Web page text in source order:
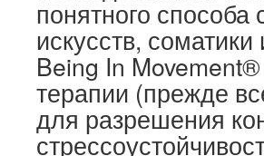
понятного
искусств,
Being In
терапии (прежде
для разрешения